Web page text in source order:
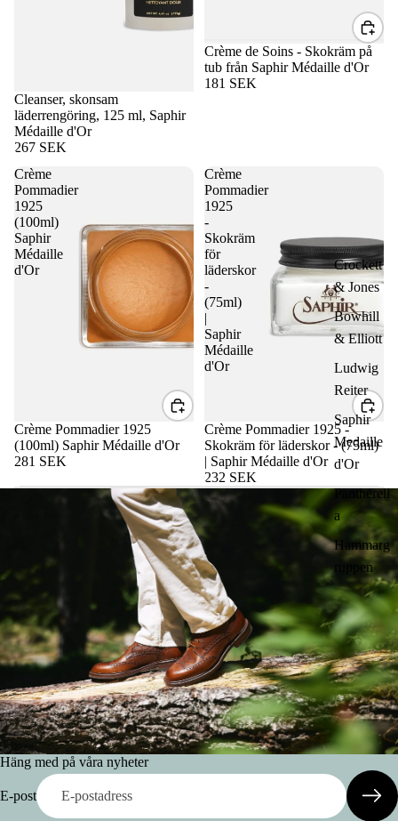
Crockett
& Jones
Bowhill
& Elliott
Ludwig
Reiter
Saphir
Medaille
d'Or
Pantherell
a
Hammarg
ruppen
Cleanser, skonsam
läderrengöring, 125 ml, Saphir
Médaille d'Or
267 SEK
Crème de Soins - Skokräm på
tub från Saphir Médaille d'Or
181 SEK
Crème
Pommadier
1925
(100ml)
Saphir
Médaille
d'Or
Crème Pommadier 1925
(100ml) Saphir Médaille d'Or
281 SEK
Crème
Pommadier
1925
-
Skokräm
för
läderskor
-
(75ml)
|
Saphir
Médaille
d'Or
Crème Pommadier 1925 -
Skokräm för läderskor - (75ml)
| Saphir Médaille d'Or
232 SEK
Häng med på våra nyheter
E-post